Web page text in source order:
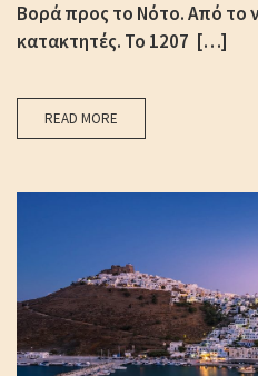
Βορά προς το Νότο. Από το
κατακτητές. Το 1207 […]
READ MORE